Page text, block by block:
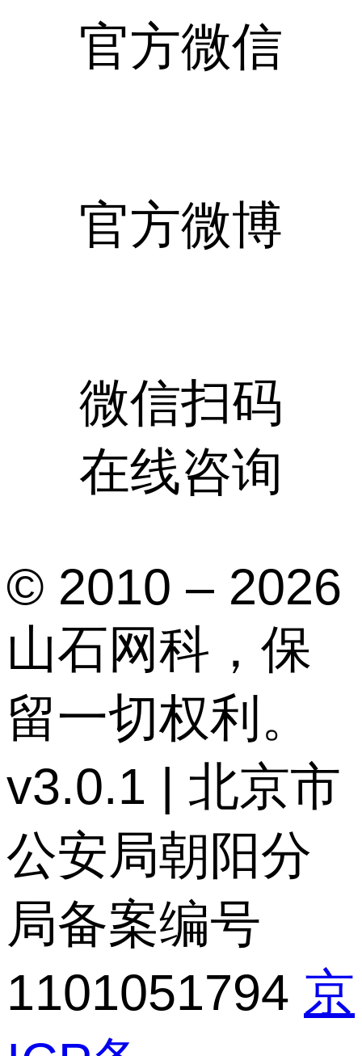
官方微信
官方微博
微信扫码
在线咨询
© 2010 – 2026
山石网科，保
留一切权利。
v3.0.1 | 北京市
公安局朝阳分
局备案编号
1101051794 京